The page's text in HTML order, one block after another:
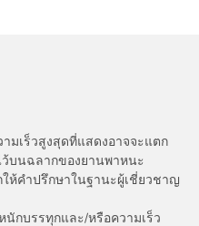
มเร็วสูงสุดที่แสดงอาจจะแตก
ว้บนฉลากของยานพาหนะ
ห้คำปรึกษาในฐานะผู้เชี่ยวชาญ
กบรรทุกและ/หรือความเร็ว